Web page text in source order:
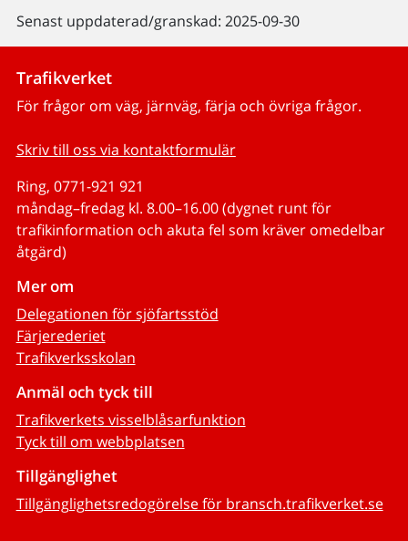
Senast uppdaterad/granskad: 2025-09-30
Trafikverket
För frågor om väg, järnväg, färja och övriga frågor.
Skriv till oss via kontaktformulär
Ring, 0771-921 921
måndag–fredag kl. 8.00–16.00 (dygnet runt för
trafikinformation och akuta fel som kräver omedelbar
åtgärd)
Mer om
Delegationen för sjöfartsstöd
Färjerederiet
Trafikverksskolan
Anmäl och tyck till
Trafikverkets visselblåsarfunktion
Tyck till om webbplatsen
Tillgänglighet
Tillgänglighetsredogörelse för bransch.trafikverket.se